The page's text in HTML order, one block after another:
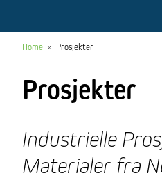
Home » Prosjekter
Prosjekter
Industrielle
Materialer fra